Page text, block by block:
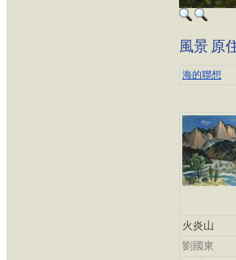
風景 原
海的聯想
火炎山
劉國東